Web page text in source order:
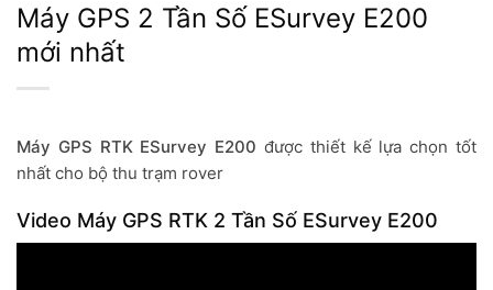
Máy GPS 2 Tần Số ESurvey E200
mới nhất
Máy GPS RTK ESurvey E200 được thiết kế lựa chọn tốt
nhất cho bộ thu trạm rover
Video Máy GPS RTK 2 Tần Số ESurvey E200